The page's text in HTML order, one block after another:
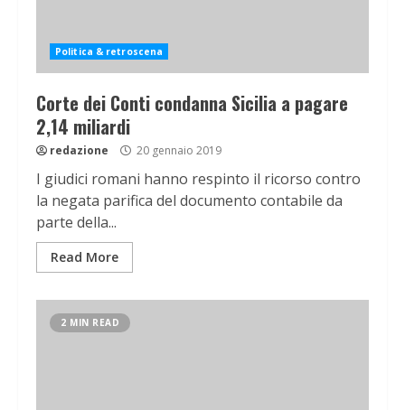
Politica & retroscena
Corte dei Conti condanna Sicilia a pagare
2,14 miliardi
redazione 20 gennaio 2019
I giudici romani hanno respinto il ricorso contro
la negata parifica del documento contabile da
parte della...
Read More
2 MIN READ